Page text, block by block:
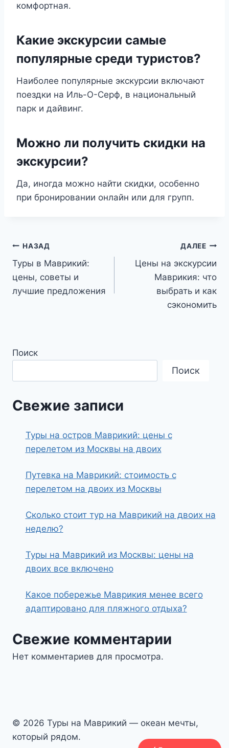
комфортная.
Какие экскурсии самые
популярные среди туристов?
Наиболее популярные экскурсии включают
поездки на Иль-О-Серф, в национальный
парк и дайвинг.
Можно ли получить скидки на
экскурсии?
Да, иногда можно найти скидки, особенно
при бронировании онлайн или для групп.
Навигация
по
записям
НАЗАД
Туры в Маврикий:
цены, советы и
лучшие предложения
ДАЛЕЕ
Цены на экскурсии
Маврикия: что
выбрать и как
сэкономить
Поиск
Поиск
Свежие записи
Туры на остров Маврикий: цены с
перелетом из Москвы на двоих
Путевка на Маврикий: стоимость с
перелетом на двоих из Москвы
Сколько стоит тур на Маврикий на двоих на
неделю?
Туры на Маврикий из Москвы: цены на
двоих все включено
Какое побережье Маврикия менее всего
адаптировано для пляжного отдыха?
Свежие комментарии
Нет комментариев для просмотра.
© 2026 Туры на Маврикий — океан мечты,
который рядом.